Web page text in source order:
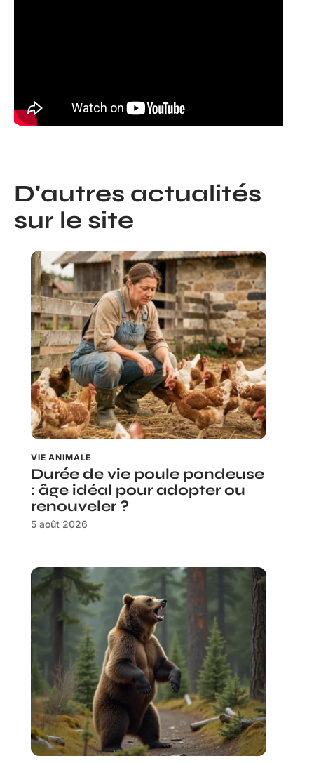
D'autres actualités
sur le site
VIE ANIMALE
Durée de vie poule pondeuse
: âge idéal pour adopter ou
renouveler ?
5 août 2026